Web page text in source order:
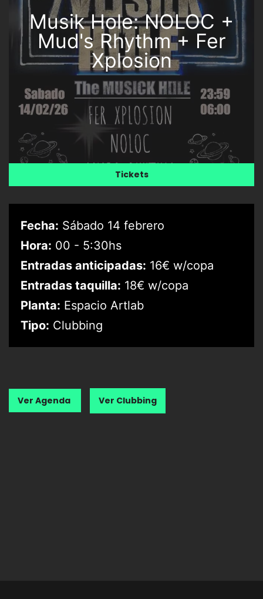
Musik Hole: NOLOC +
Mud's Rhythm + Fer
Xplosion
Tickets
Fecha: Sábado 14 febrero
Hora: 00 - 5:30hs
Entradas anticipadas: 16€ w/copa
Entradas taquilla: 18€ w/copa
Planta: Espacio Artlab
Tipo: Clubbing
Ver Agenda Ver Clubbing